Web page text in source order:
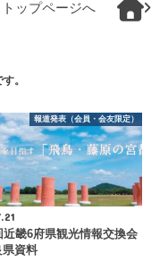
トップページへ
。
報道発表（会員・会友限定）
近畿6府県観光情報交換会
県資料